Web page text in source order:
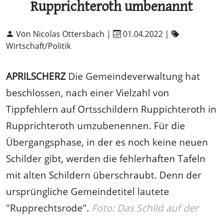
Rupprichteroth umbenannt
Von Nicolas Ottersbach | 01.04.2022 |
Wirtschaft/Politik
APRILSCHERZ Die Gemeindeverwaltung hat
beschlossen, nach einer Vielzahl von
Tippfehlern auf Ortsschildern Ruppichteroth in
Rupprichteroth umzubenennen. Für die
Übergangsphase, in der es noch keine neuen
Schilder gibt, werden die fehlerhaften Tafeln
mit alten Schildern überschraubt. Denn der
ursprüngliche Gemeindetitel lautete
"Rupprechtsrode". Foto: Das Schild auf der